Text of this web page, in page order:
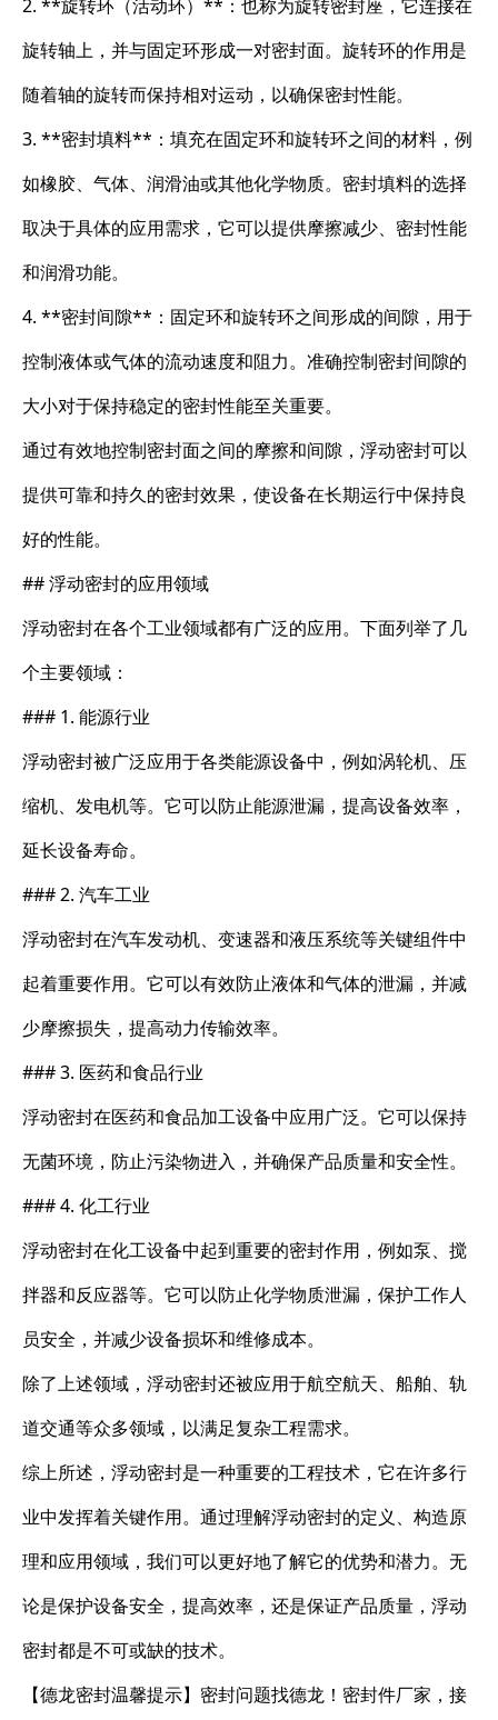
2. **旋转环（活动环）**：也称为旋转密封座，它连接在
旋转轴上，并与固定环形成一对密封面。旋转环的作用是
随着轴的旋转而保持相对运动，以确保密封性能。
3. **密封填料**：填充在固定环和旋转环之间的材料，例
如橡胶、气体、润滑油或其他化学物质。密封填料的选择
取决于具体的应用需求，它可以提供摩擦减少、密封性能
和润滑功能。
4. **密封间隙**：固定环和旋转环之间形成的间隙，用于
控制液体或气体的流动速度和阻力。准确控制密封间隙的
大小对于保持稳定的密封性能至关重要。
通过有效地控制密封面之间的摩擦和间隙，浮动密封可以
提供可靠和持久的密封效果，使设备在长期运行中保持良
好的性能。
## 浮动密封的应用领域
浮动密封在各个工业领域都有广泛的应用。下面列举了几
个主要领域：
### 1. 能源行业
浮动密封被广泛应用于各类能源设备中，例如涡轮机、压
缩机、发电机等。它可以防止能源泄漏，提高设备效率，
延长设备寿命。
### 2. 汽车工业
浮动密封在汽车发动机、变速器和液压系统等关键组件中
起着重要作用。它可以有效防止液体和气体的泄漏，并减
少摩擦损失，提高动力传输效率。
### 3. 医药和食品行业
浮动密封在医药和食品加工设备中应用广泛。它可以保持
无菌环境，防止污染物进入，并确保产品质量和安全性。
### 4. 化工行业
浮动密封在化工设备中起到重要的密封作用，例如泵、搅
拌器和反应器等。它可以防止化学物质泄漏，保护工作人
员安全，并减少设备损坏和维修成本。
除了上述领域，浮动密封还被应用于航空航天、船舶、轨
道交通等众多领域，以满足复杂工程需求。
综上所述，浮动密封是一种重要的工程技术，它在许多行
业中发挥着关键作用。通过理解浮动密封的定义、构造原
理和应用领域，我们可以更好地了解它的优势和潜力。无
论是保护设备安全，提高效率，还是保证产品质量，浮动
密封都是不可或缺的技术。
【德龙密封温馨提示】密封问题找德龙！密封件厂家，接